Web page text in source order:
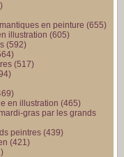
en peinture (655)
illustration (605)
(592)
(517)
en illustration (465)
gras par les grands
peintres (439)
(421)